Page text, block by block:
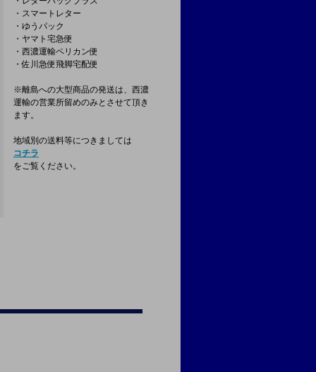
・スマートレター
・ゆうパック
・ヤマト宅急便
・西濃運輸ペリカン便
・佐川急便飛脚宅配便
※離島への大型商品の発送は、西濃
運輸の営業所留めのみとさせて頂き
ます。
地域別の送料等につきましては
コチラ
をご覧ください。